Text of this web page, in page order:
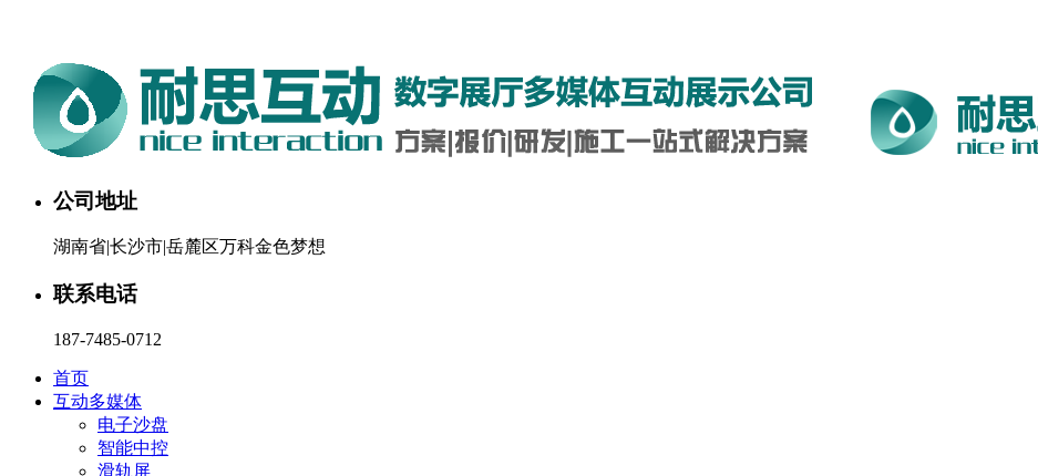
公司地址
湖南省|长沙市|岳麓区万科金色梦想
联系电话
187-7485-0712
首页
互动多媒体
电子沙盘
智能中控
滑轨屏